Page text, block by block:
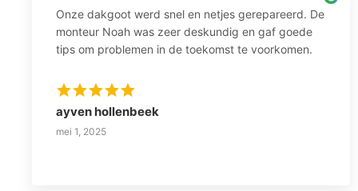
Onze dakgoot werd snel en netjes gerepareerd. De
monteur Noah was zeer deskundig en gaf goede
tips om problemen in de toekomst te voorkomen.
ayven hollenbeek
mei 1, 2025